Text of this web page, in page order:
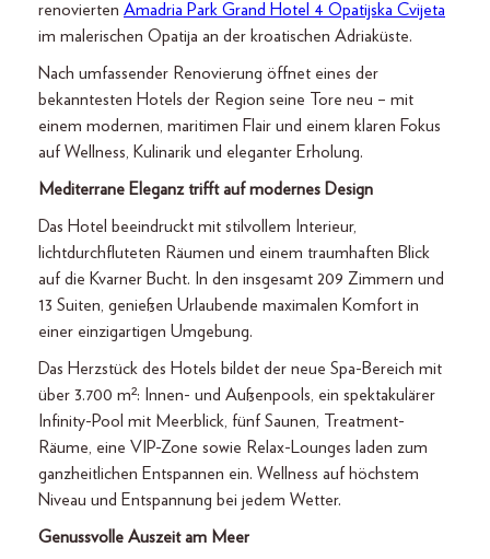
renovierten Amadria Park Grand Hotel 4 Opatijska Cvijeta
im malerischen Opatija an der kroatischen Adriaküste.
Nach umfassender Renovierung öffnet eines der
bekanntesten Hotels der Region seine Tore neu – mit
einem modernen, maritimen Flair und einem klaren Fokus
auf Wellness, Kulinarik und eleganter Erholung.
Mediterrane Eleganz trifft auf modernes Design
Das Hotel beeindruckt mit stilvollem Interieur,
lichtdurchfluteten Räumen und einem traumhaften Blick
auf die Kvarner Bucht. In den insgesamt 209 Zimmern und
13 Suiten, genießen Urlaubende maximalen Komfort in
einer einzigartigen Umgebung.
Das Herzstück des Hotels bildet der neue Spa-Bereich mit
über 3.700 m²: Innen- und Außenpools, ein spektakulärer
Infinity-Pool mit Meerblick, fünf Saunen, Treatment-
Räume, eine VIP-Zone sowie Relax-Lounges laden zum
ganzheitlichen Entspannen ein. Wellness auf höchstem
Niveau und Entspannung bei jedem Wetter.
Genussvolle Auszeit am Meer